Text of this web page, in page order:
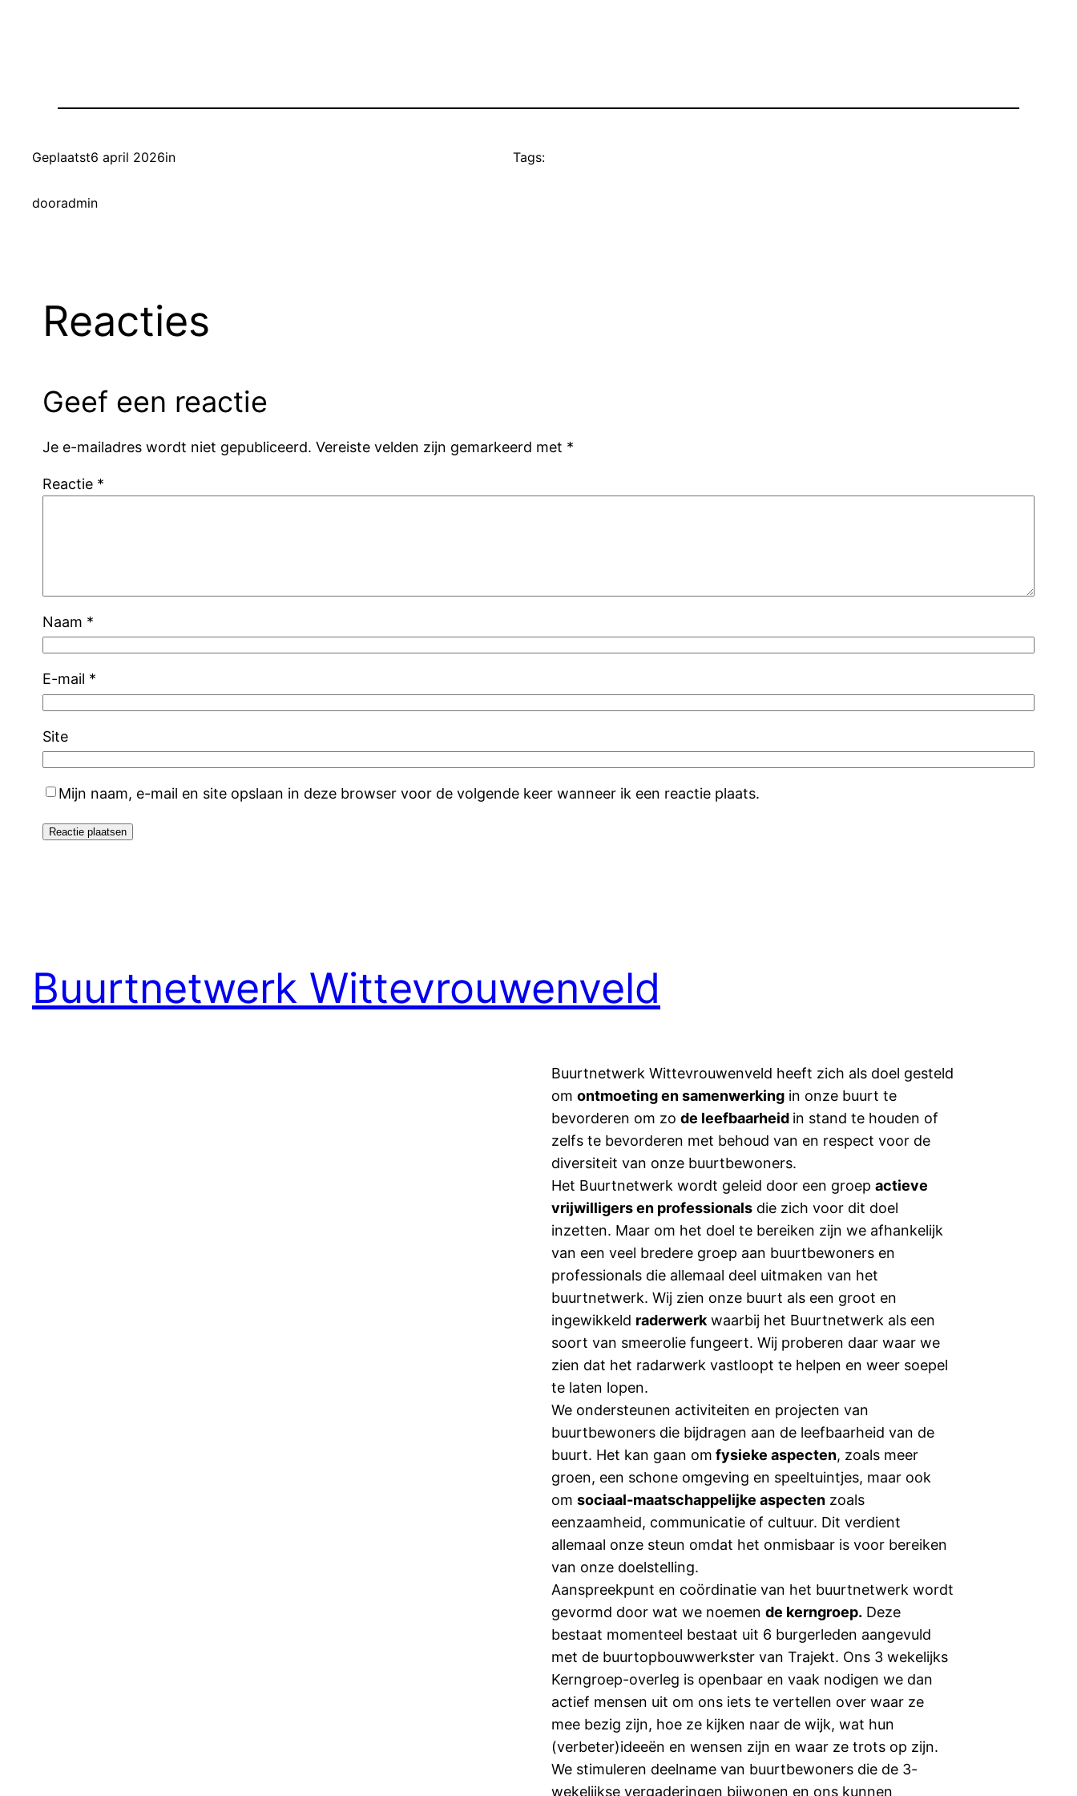
Geplaatst6 april 2026in
dooradmin
Tags:
Reacties
Geef een reactie
Je e-mailadres wordt niet gepubliceerd. Vereiste velden zijn gemarkeerd met *
Reactie *
Naam *
E-mail *
Site
Mijn naam, e-mail en site opslaan in deze browser voor de volgende keer wanneer ik een reactie plaats.
Buurtnetwerk Wittevrouwenveld
Buurtnetwerk Wittevrouwenveld heeft zich als doel gesteld
om ontmoeting en samenwerking in onze buurt te
bevorderen om zo de leefbaarheid in stand te houden of
zelfs te bevorderen met behoud van en respect voor de
diversiteit van onze buurtbewoners.
Het Buurtnetwerk wordt geleid door een groep actieve
vrijwilligers en professionals die zich voor dit doel
inzetten. Maar om het doel te bereiken zijn we afhankelijk
van een veel bredere groep aan buurtbewoners en
professionals die allemaal deel uitmaken van het
buurtnetwerk. Wij zien onze buurt als een groot en
ingewikkeld raderwerk waarbij het Buurtnetwerk als een
soort van smeerolie fungeert. Wij proberen daar waar we
zien dat het radarwerk vastloopt te helpen en weer soepel
te laten lopen.
We ondersteunen activiteiten en projecten van
buurtbewoners die bijdragen aan de leefbaarheid van de
buurt. Het kan gaan om fysieke aspecten, zoals meer
groen, een schone omgeving en speeltuintjes, maar ook
om sociaal-maatschappelijke aspecten zoals
eenzaamheid, communicatie of cultuur. Dit verdient
allemaal onze steun omdat het onmisbaar is voor bereiken
van onze doelstelling.
Aanspreekpunt en coördinatie van het buurtnetwerk wordt
gevormd door wat we noemen de kerngroep. Deze
bestaat momenteel bestaat uit 6 burgerleden aangevuld
met de buurtopbouwwerkster van Trajekt. Ons 3 wekelijks
Kerngroep-overleg is openbaar en vaak nodigen we dan
actief mensen uit om ons iets te vertellen over waar ze
mee bezig zijn, hoe ze kijken naar de wijk, wat hun
(verbeter)ideeën en wensen zijn en waar ze trots op zijn.
We stimuleren deelname van buurtbewoners die de 3-
wekelijkse vergaderingen bijwonen en ons kunnen